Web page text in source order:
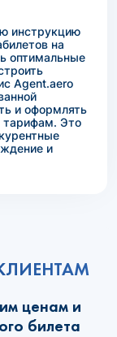
инструкцию
на
оптимальные
Agent.aero
и оформлять
тарифам. Это
и
ценам и
билета